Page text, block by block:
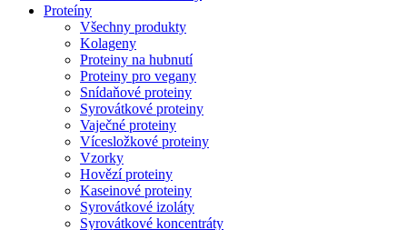
Proteíny
Všechny produkty
Kolageny
Proteiny na hubnutí
Proteiny pro vegany
Snídaňové proteiny
Syrovátkové proteiny
Vaječné proteiny
Vícesložkové proteiny
Vzorky
Hovězí proteiny
Kaseinové proteiny
Syrovátkové izoláty
Syrovátkové koncentráty